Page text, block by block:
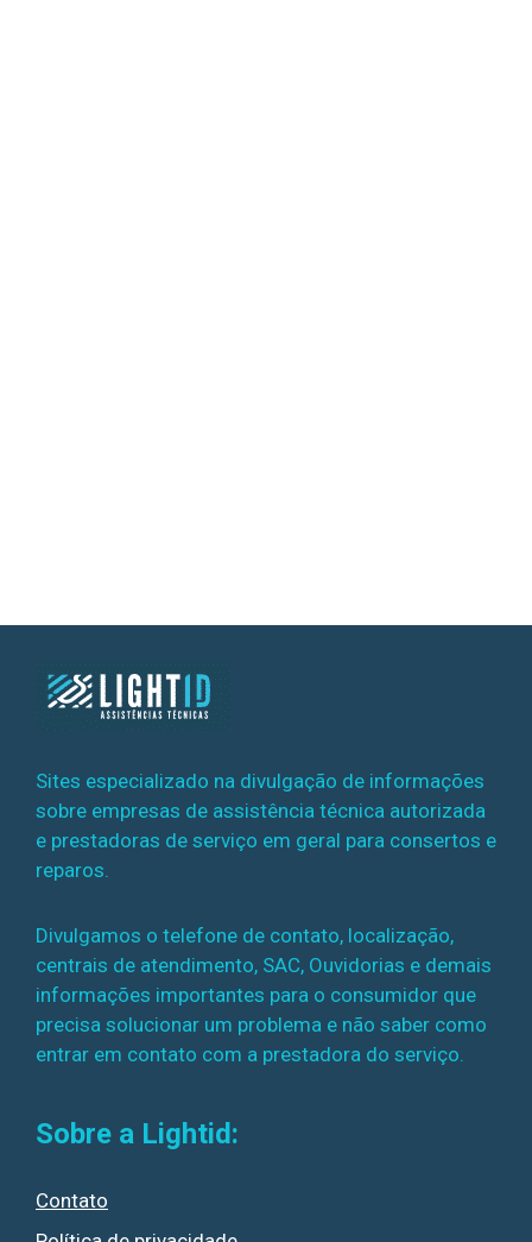
Sites especializado na divulgação de informações
sobre empresas de assistência técnica autorizada
e prestadoras de serviço em geral para consertos e
reparos.
Divulgamos o telefone de contato, localização,
centrais de atendimento, SAC, Ouvidorias e demais
informações importantes para o consumidor que
precisa solucionar um problema e não saber como
entrar em contato com a prestadora do serviço.
Sobre a Lightid:
Contato